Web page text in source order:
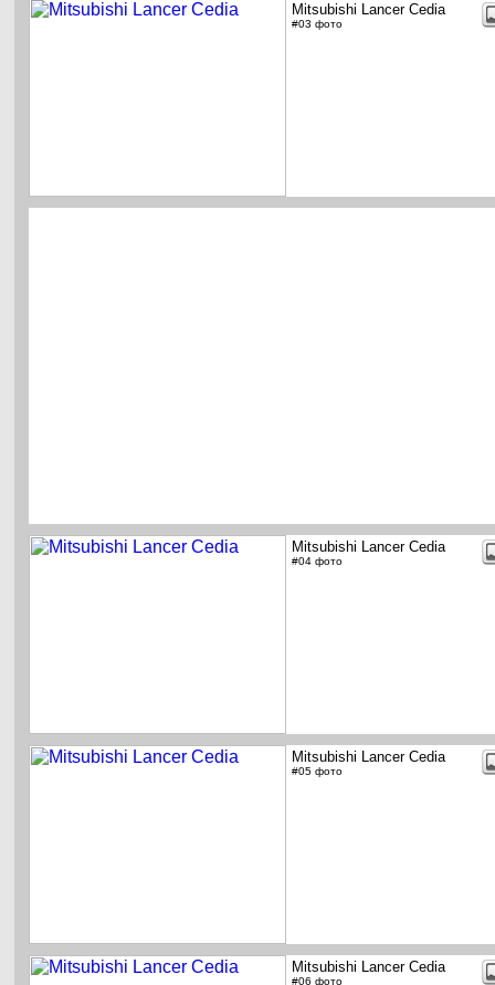
Mitsubishi Lancer Cedia
#03 фото
Mitsubishi Lancer Cedia
#04 фото
Mitsubishi Lancer Cedia
#05 фото
Mitsubishi Lancer Cedia
#06 фото